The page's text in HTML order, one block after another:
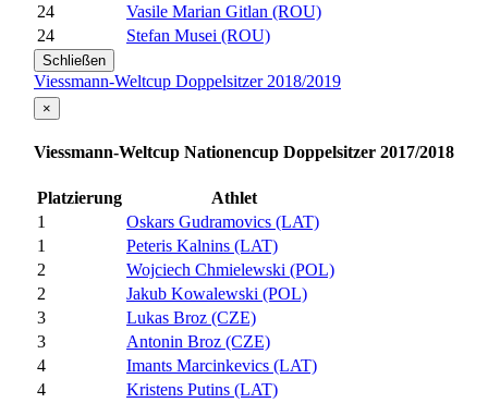
24
Vasile Marian Gitlan (ROU)
24
Stefan Musei (ROU)
Schließen
Viessmann-Weltcup Doppelsitzer 2018/2019
×
Viessmann-Weltcup Nationencup Doppelsitzer 2017/2018
Platzierung
Athlet
1
Oskars Gudramovics (LAT)
1
Peteris Kalnins (LAT)
2
Wojciech Chmielewski (POL)
2
Jakub Kowalewski (POL)
3
Lukas Broz (CZE)
3
Antonin Broz (CZE)
4
Imants Marcinkevics (LAT)
4
Kristens Putins (LAT)